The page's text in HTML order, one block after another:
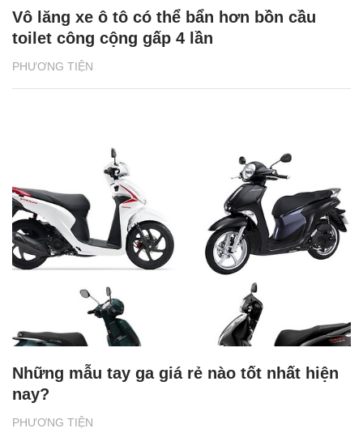
PHƯƠNG TIỆN
Vô lăng xe ô tô có thể bẩn hơn bồn cầu
toilet công cộng gấp 4 lần
PHƯƠNG TIỆN
Những mẫu tay ga giá rẻ nào tốt nhất hiện
nay?